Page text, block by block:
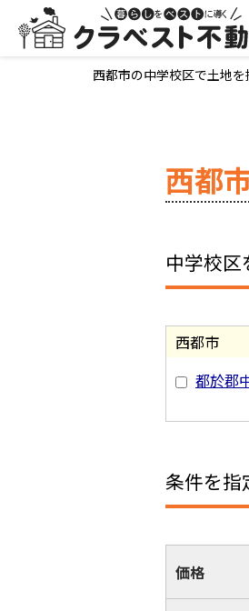
西都市の中学校区で土地
西都
中学校区
西都市
都於郡
条件を指
価格